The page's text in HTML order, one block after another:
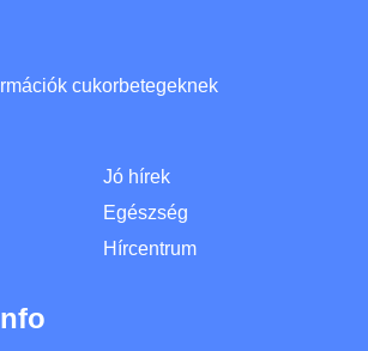
cukorbetegeknek
Jó hírek
Egészség
Hírcentrum